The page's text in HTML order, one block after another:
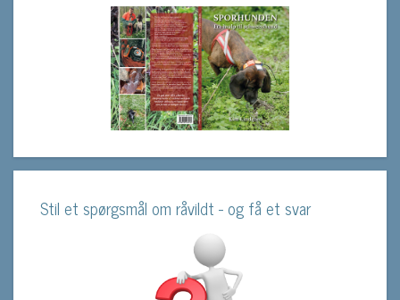
Stil et spørgsmål om råvildt - og få et svar